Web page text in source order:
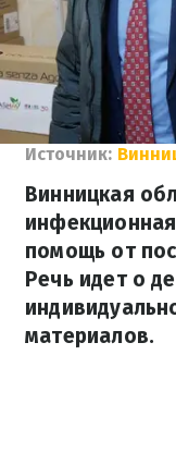
Источник:
Винницкая
помощь от
Речь идет о
материалов.